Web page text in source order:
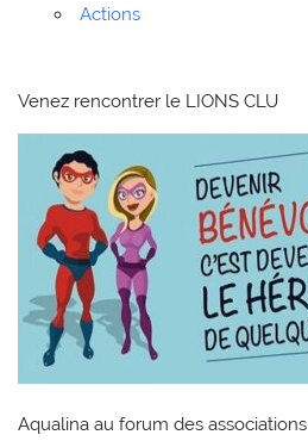
Actions
Venez rencontrer le LIONS CLU
Aqualina au forum des associations